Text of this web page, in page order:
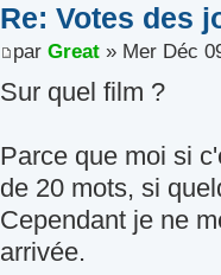
Re: Votes des
par Great» Mer Déc
Sur quel film ?
Parce que moi si
de 20 mots, si
Cependant je ne
arrivée.